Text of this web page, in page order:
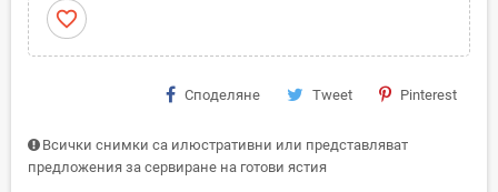
favorite_border
Споделяне Tweet Pinterest
Всички снимки са илюстративни или представляват
предложения за сервиране на готови ястия